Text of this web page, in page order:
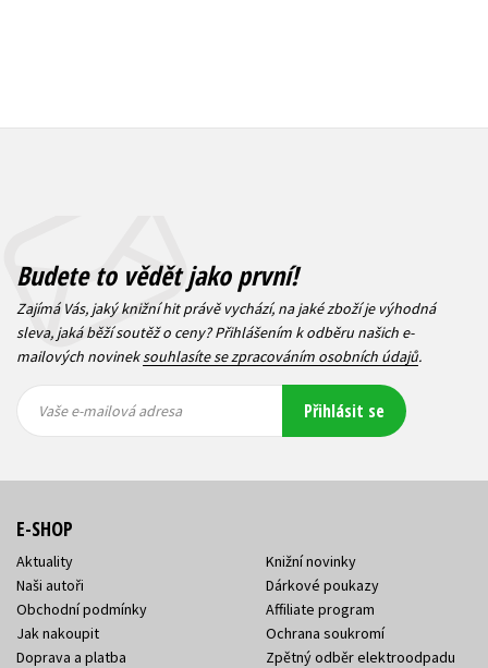
Budete to vědět jako první!
Zajímá Vás, jaký knižní hit právě vychází, na jaké zboží je výhodná
sleva, jaká běží soutěž o ceny? Přihlášením k odběru našich e-
mailových novineksouhlasíte se zpracováním osobních údajů.
mailová
mailová
Vaše e-mailová adresa Přihlásit se
E-SHOP
Aktuality
Naši autoři
Obchodní podmínky
Jak nakoupit
Doprava a platba
Knižní novinky
Dárkové poukazy
Affiliate program
Ochrana soukromí
Zpětný odběr elektroodpadu